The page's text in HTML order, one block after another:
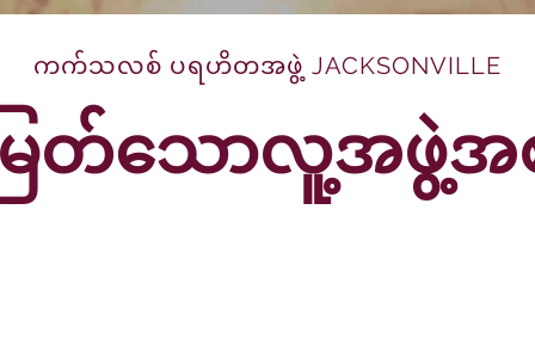
ကက်သလစ် ပရဟိတအဖွဲ့ JACKSONVILLE
မြတ်သောလူ့အဖွဲ့အ